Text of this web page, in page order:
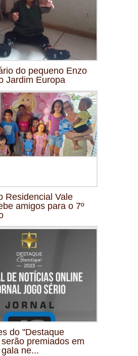
do pequeno Enzo
Jardim Europa
Residencial Vale
amigos para o 7º
do "Destaque
premiados em
ne...